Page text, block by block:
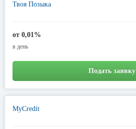
Твоя Позыка
от 0,01%
в день
Подать заявку
MyCredit